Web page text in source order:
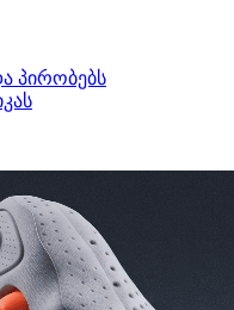
პირობებს